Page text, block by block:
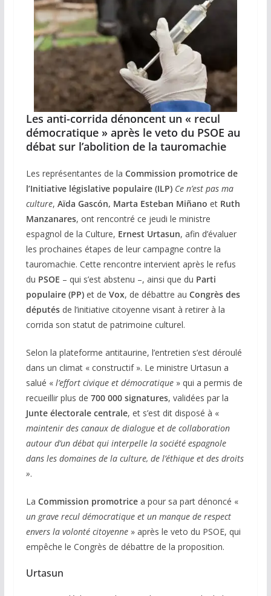
Les anti-corrida dénoncent un « recul
démocratique » après le veto du PSOE au
débat sur l’abolition de la tauromachie
Les représentantes de la Commission promotrice de
l’Initiative législative populaire (ILP) Ce n’est pas ma
culture, Aïda Gascón, Marta Esteban Miñano et Ruth
Manzanares, ont rencontré ce jeudi le ministre
espagnol de la Culture, Ernest Urtasun, afin d’évaluer
les prochaines étapes de leur campagne contre la
tauromachie. Cette rencontre intervient après le refus
du PSOE – qui s’est abstenu –, ainsi que du Parti
populaire (PP)et de Vox, de débattre au Congrès des
députésde l’initiative citoyenne visant à retirer à la
corrida son statut de patrimoine culturel.
Selon la plateforme antitaurine, l’entretien s’est déroulé
dans un climat « constructif ». Le ministre Urtasun a
salué « l’effort civique et démocratique» qui a permis de
recueillir plus de 700 000 signatures, validées par la
Junte électorale centrale, et s’est dit disposé à «
maintenir des canaux de dialogue et de collaboration
autour d’un débat qui interpelle la société espagnole
dans les domaines de la culture, de l’éthique et des droits
».
La Commission promotricea pour sa part dénoncé «
un grave recul démocratique et un manque de respect
envers la volonté citoyenne » après le veto du PSOE, qui
empêche le Congrès de débattre de la proposition.
Urtasun